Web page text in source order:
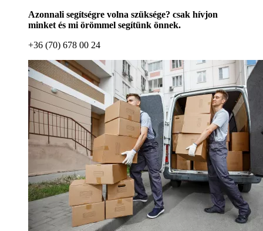
Azonnali segítségre volna szüksége? csak hívjon
minket és mi örömmel segítünk önnek.
+36 (70) 678 00 24